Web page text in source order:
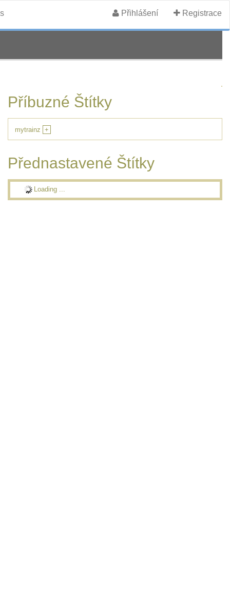
Přihlášení Registrace
Příbuzné Štítky
mytrainz +
Přednastavené Štítky
Loading ...